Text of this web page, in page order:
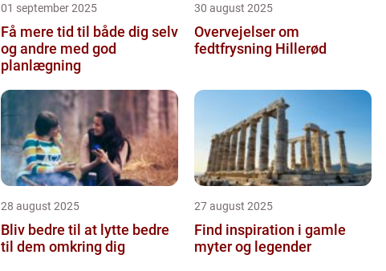
01 september 2025
Få mere tid til både dig selv
og andre med god
planlægning
30 august 2025
Overvejelser om
fedtfrysning Hillerød
28 august 2025
Bliv bedre til at lytte bedre
til dem omkring dig
27 august 2025
Find inspiration i gamle
myter og legender